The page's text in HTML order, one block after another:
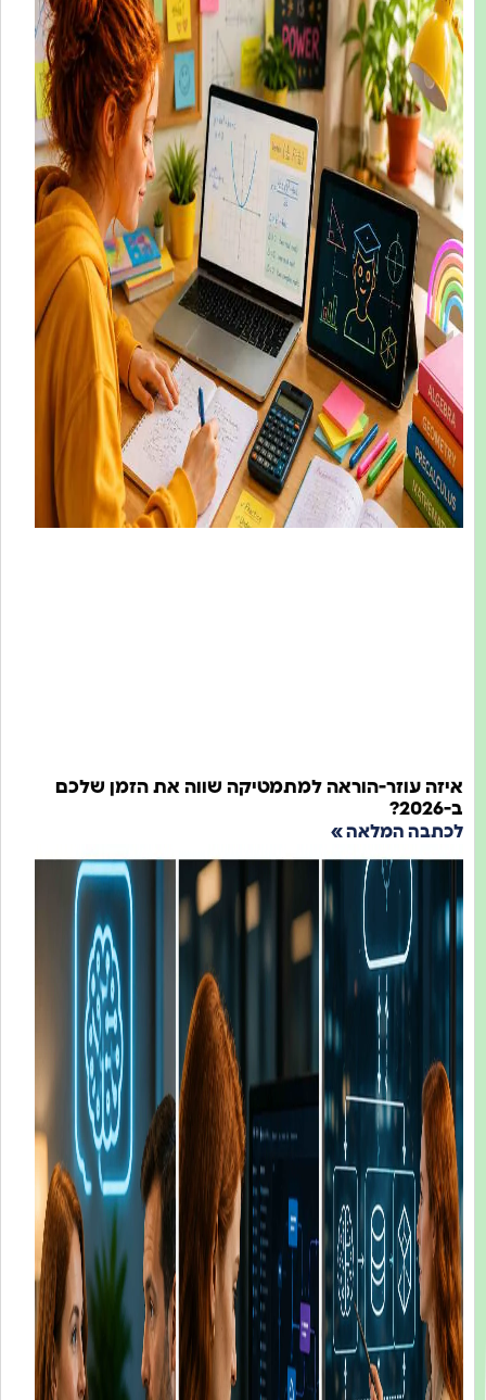
עוזר-הוראה למתמטיקה שווה את הזמן שלכם
המלאה »